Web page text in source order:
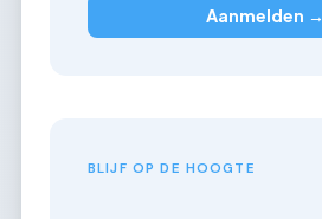
Aanmelden →
BLIJF OP DE HOOGTE